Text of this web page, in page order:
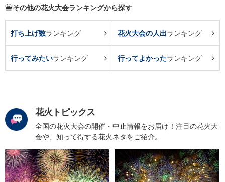
その他の花火大会ランキングから探す
打ち上げ数ランキング 花火大会の人出ランキング
行ってみたいランキング 行ってよかったランキング
花火トピックス
全国の花火大会の開催・中止情報をお届け！注目の花火大
会や、知って得する花火ネタをご紹介。